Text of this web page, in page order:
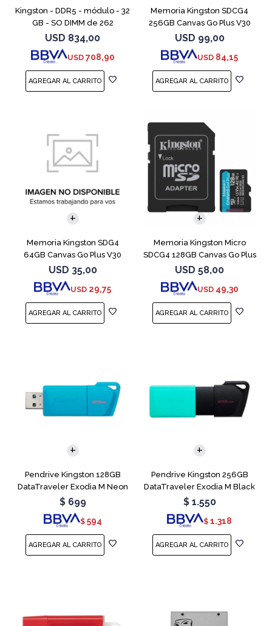
Kingston - DDR5 - módulo - 32
GB - SO DIMM de 262
contactos - 5600 MT/s / PC5-
44800 - CL46 - 1.1 V - sin
búfer - no ECC
USD 834,00
USD 708,90
Memoria Kingston SDCG4
256GB Canvas Go Plus V30
USD 99,00
USD 84,15
Memoria Kingston SDG4
64GB Canvas Go Plus V30
USD 35,00
USD 29,75
Memoria Kingston Micro
SDCG4 128GB Canvas Go Plus
V30
USD 58,00
USD 49,30
Pendrive Kingston 128GB
DataTraveler Exodia M Neon
Blue
$ 699
$ 594
Pendrive Kingston 256GB
DataTraveler Exodia M Black
Teal
$ 1.550
$ 1.318